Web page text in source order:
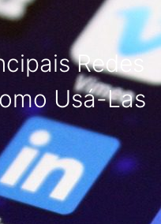
Redes
Usá-Las